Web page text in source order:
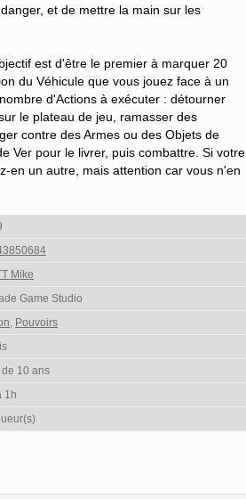
et de mettre la main sur les
est d'être le premier à marquer 20
du Véhicule que vous jouez face à un
d'Actions à exécuter : détourner
le plateau de jeu, ramasser des
contre des Armes ou des Objets de
Ver pour le livrer, puis combattre. Si votre
en un autre, mais attention car vous n'en
Mike
Game Studio
, Pouvoirs
10 ans
1h